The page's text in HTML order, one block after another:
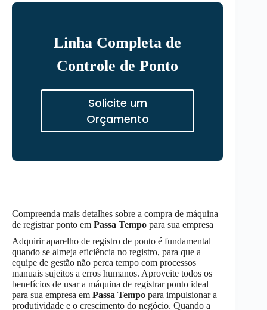
Linha Completa de
Controle de Ponto
Solicite um
Orçamento
Compreenda mais detalhes sobre a compra de máquina
de registrar ponto em Passa Tempo para sua empresa
Adquirir aparelho de registro de ponto é fundamental
quando se almeja eficiência no registro, para que a
equipe de gestão não perca tempo com processos
manuais sujeitos a erros humanos. Aproveite todos os
benefícios de usar a máquina de registrar ponto ideal
para sua empresa em Passa Tempo para impulsionar a
produtividade e o crescimento do negócio. Quando a